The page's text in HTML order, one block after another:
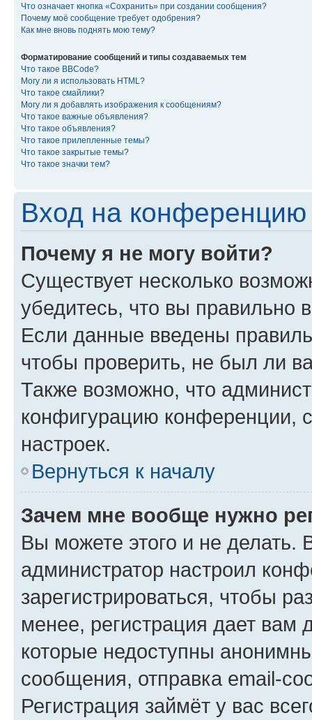
Что означает кнопка «Сохранить» при создании сообщения?
Почему моё сообщение требует одобрения?
Как мне вновь поднять мою тему?
Форматирование сообщений и типы создаваемых тем
Что такое BBCode?
Могу ли я использовать HTML?
Что такое смайлики?
Могу ли я добавлять изображения к сообщениям?
Что такое важные объявления?
Что такое объявления?
Что такое прилепленные темы?
Что такое закрытые темы?
Что такое значки тем?
Вход на конференцию
Почему я не могу войти?
Существует несколько
убедитесь, что вы правильно
Если данные введены
чтобы проверить, не был ли
Также возможно, что
конфигурацию конференции,
настроек.
Вернуться к началу
Зачем мне вообще нужно
Вы можете этого и не делать.
администратор настроил
зарегистрироваться, чтобы
менее, регистрация дает вам
которые недоступны
сообщения, отправка email-
Регистрация займёт у вас